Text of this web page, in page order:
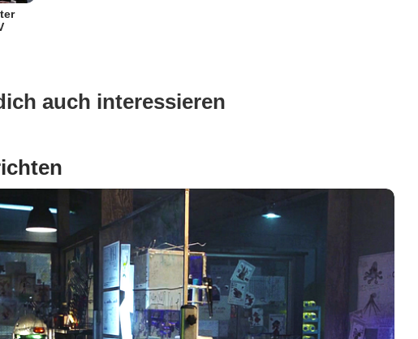
auch interessieren